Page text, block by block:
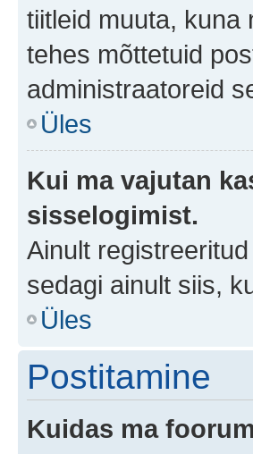
tiitleid muuta, kuna
tehes mõttetuid
administraatoreid
Üles
Kui ma vajutan
sisselogimist.
Ainult
sedagi ainult siis,
Üles
Postitamine
Kuidas ma